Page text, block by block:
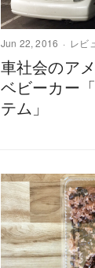
Jun 22, 2016 レビ
車社会のア
ベビーカー
テム」